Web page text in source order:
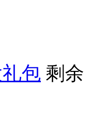
包 剩余